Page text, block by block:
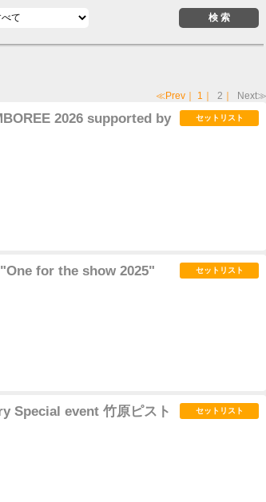
≪Prev ｜ 1 ｜ 2 ｜ Next≫
2026 supported by
セットリスト
for the show 2025" セットリスト
Special event 竹原ピスト
セットリスト